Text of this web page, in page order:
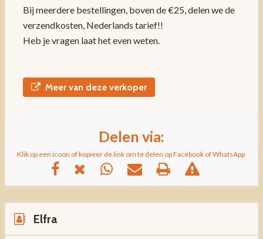
Bij meerdere bestellingen, boven de €25, delen we de
verzendkosten, Nederlands tarief!!
Heb je vragen laat het even weten.
Meer van deze verkoper
Delen via:
Klik op een icoon of kopieer de link om te delen op Facebook of WhatsApp
Elfra